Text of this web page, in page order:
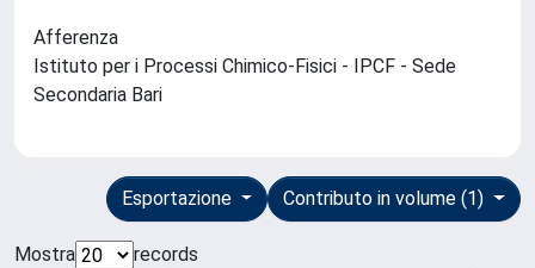
Afferenza
Istituto per i Processi Chimico-Fisici - IPCF - Sede
Secondaria Bari
Contributo in volume (1)
Esportazione
Mostra
records